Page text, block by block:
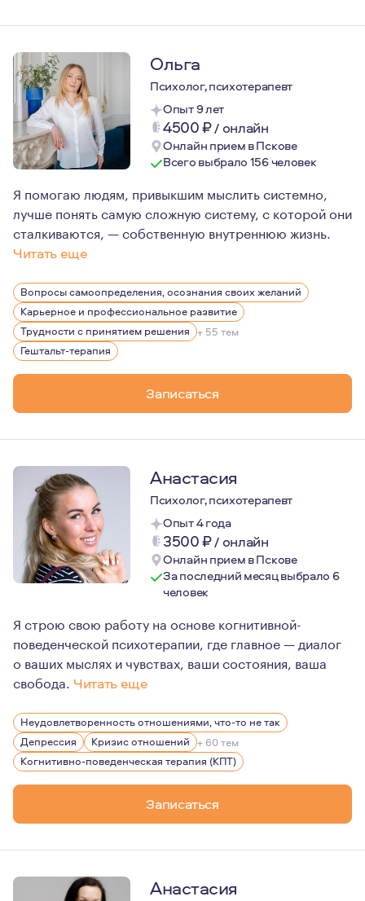
Ольга
Психолог, психотерапевт
Опыт 9 лет
4500₽/ онлайн
Онлайн прием в Пскове
Всего выбрало 156 человек
Я помогаю людям, привыкшим мыслить системно,
лучше понять самую сложную систему, с которой они
сталкиваются, — собственную внутреннюю жизнь.
Читать еще
Для меня профессиональная ответственность не
Уже 11 лет я нахожусь в личной терапии, регулярно
Для меня это не формальность, а обязательная часть
Вопросы самоопределения, осознания своих желаний
Карьерное и профессиональное развитие
Трудности с принятием решения + 55 тем
Гештальт-терапия
Записаться
Анастасия
Психолог, психотерапевт
Опыт 4 года
3500₽/ онлайн
Онлайн прием в Пскове
За последний месяц выбрало 6
человек
Я строю свою работу на основе когнитивной-
поведенческой психотерапии, где главное — диалог
о ваших мыслях и чувствах, ваши состояния, ваша
свобода. Читать еще
Я ориентируюсь в жизни на двух основных моментах:
Постоянно нахожусь в процессе повышения
Неудовлетворенность отношениями, что-то не так
Депрессия
Кризис отношений + 60 тем
Когнитивно-поведенческая терапия (КПТ)
Записаться
Анастасия